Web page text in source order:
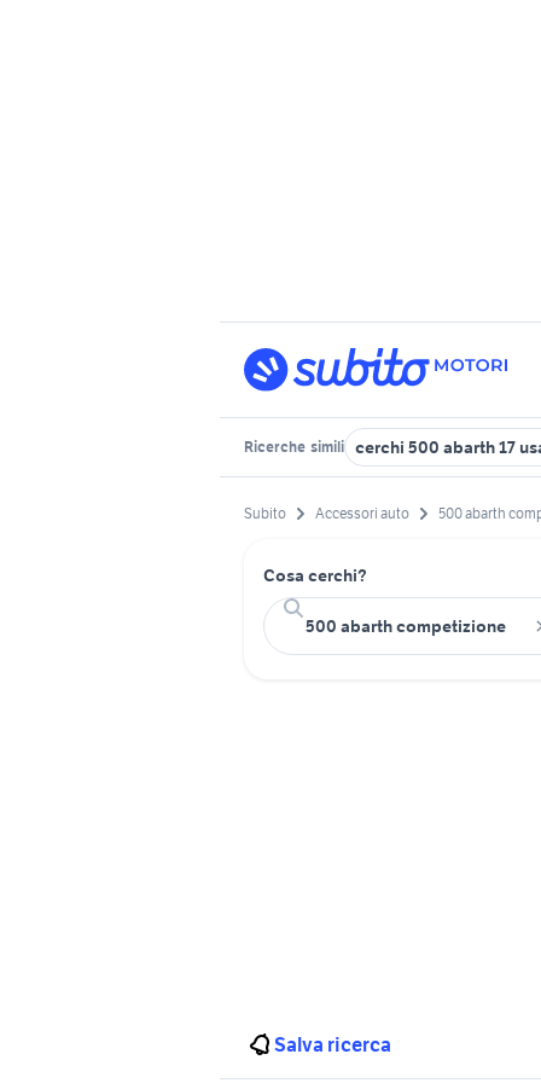
Ricerche simili cerchi 500 abarth 17
Subito Accessori auto 500 abarth
Cosa cerchi?
Salva ricerca